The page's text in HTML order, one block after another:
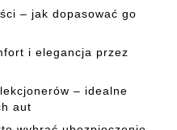
– jak dopasować go
i elegancja przez
– idealne
aut